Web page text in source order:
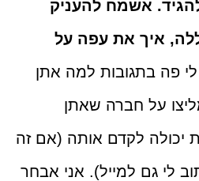
אשמח להעניק
איך את עפה על
פה בתגובות למה אתן
על חברה שאתן
יכולה לקדם אותה (אם זה
לי גם למייל). אני אבחר